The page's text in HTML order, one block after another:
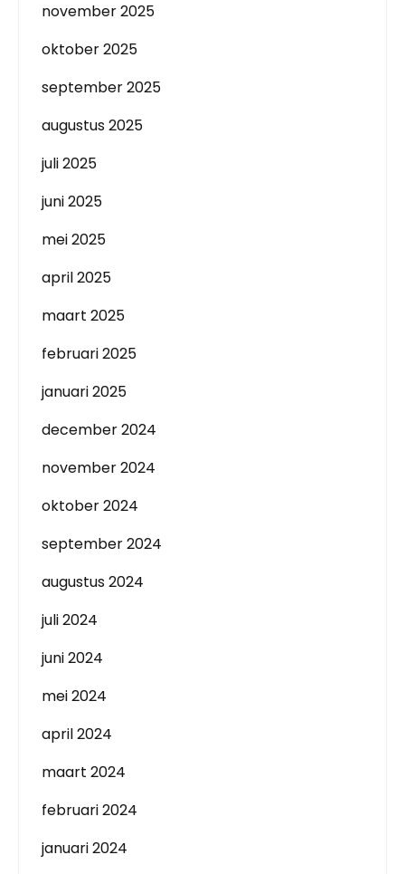
november 2025
oktober 2025
september 2025
augustus 2025
juli 2025
juni 2025
mei 2025
april 2025
maart 2025
februari 2025
januari 2025
december 2024
november 2024
oktober 2024
september 2024
augustus 2024
juli 2024
juni 2024
mei 2024
april 2024
maart 2024
februari 2024
januari 2024